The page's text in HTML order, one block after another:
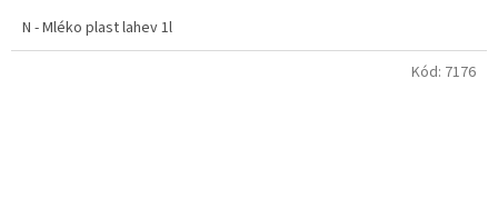
N - Mléko plast lahev 1l
Kód: 7176